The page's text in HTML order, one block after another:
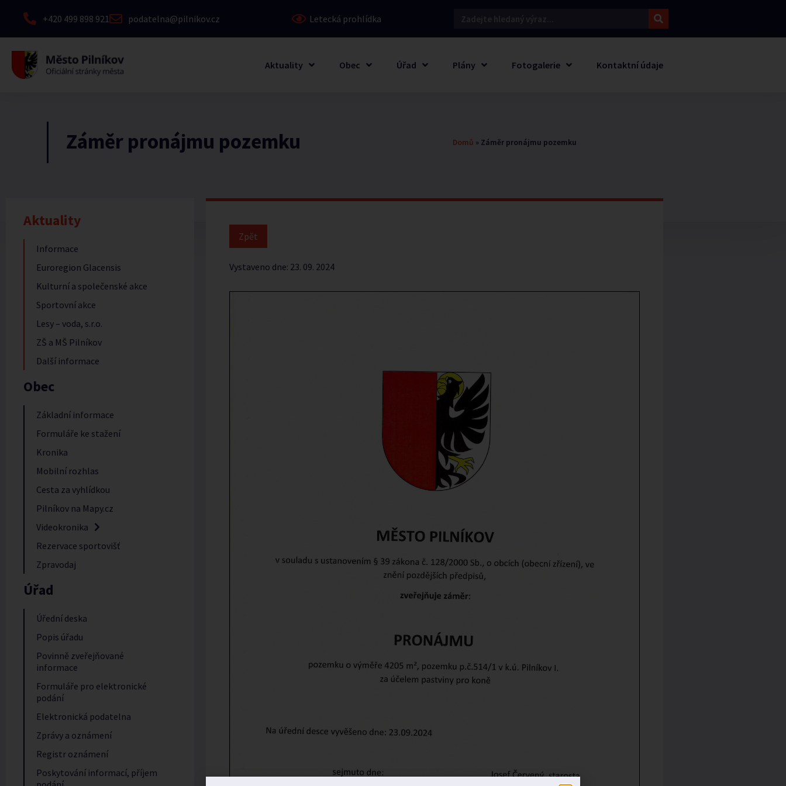
+420 499 898 921 podatelna@pilnikov.cz Letecká prohlídka
Aktuality Obec Úřad Plány Fotogalerie Kontaktní údaje
Záměr pronájmu pozemku Domů » Záměr pronájmu pozemku
Aktuality
Informace
Euroregion Glacensis
Kulturní a společenské akce
Sportovní akce
Lesy – voda, s.r.o.
ZŠ a MŠ Pilníkov
Další informace
Obec
Základní informace
Formuláře ke stažení
Kronika
Mobilní rozhlas
Cesta za vyhlídkou
Pilníkov na Mapy.cz
Videokronika
Rezervace sportovišť
Zpravodaj
Úřad
Úřední deska
Popis úřadu
Povinně zveřejňované
informace
Formuláře pro elektronické
podání
Elektronická podatelna
Zprávy a oznámení
Registr oznámení
Poskytování informací, příjem
Vystaveno dne: 23. 09. 2024